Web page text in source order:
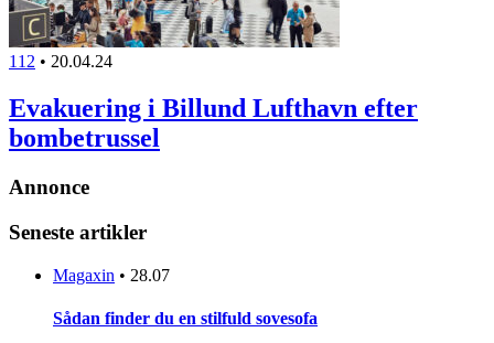
112 • 20.04.24
Evakuering i Billund Lufthavn efter
bombetrussel
Annonce
Seneste artikler
Magaxin • 28.07
Sådan finder du en stilfuld sovesofa